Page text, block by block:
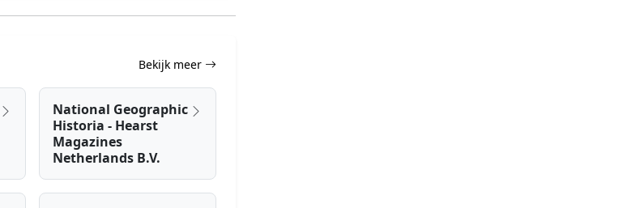
Bekijk meer
National Geographic
Historia - Hearst
Magazines
Netherlands B.V.